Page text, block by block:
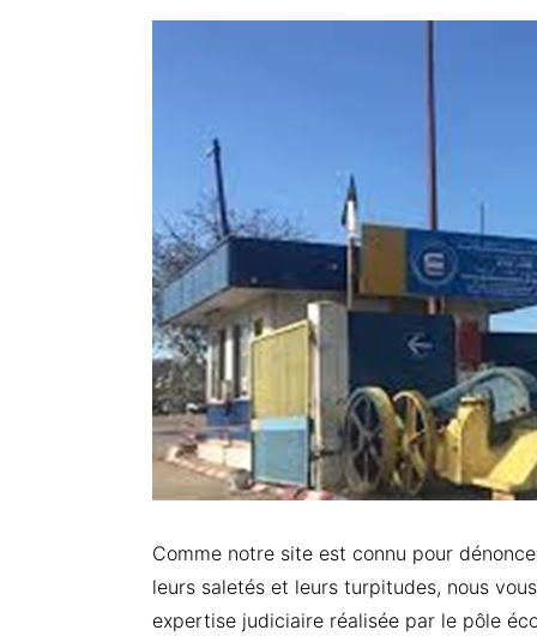
Comme notre site est connu pour
leurs saletés et leurs turpitudes, nous
expertise judiciaire réalisée par le pôle